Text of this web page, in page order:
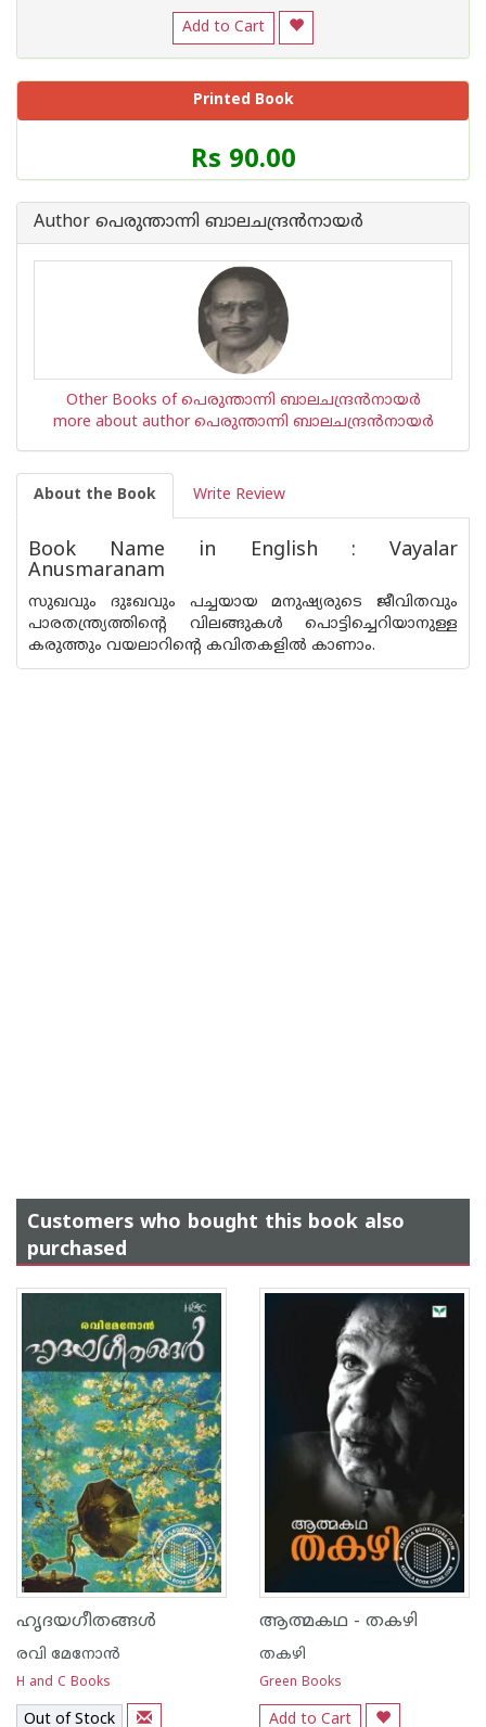
Add to Cart
Printed Book
Price
of
Book
Rs 90.00
Author പെരുന്താന്നി ബാലചന്ദ്രന്‍നായര്‍
Other Books of പെരുന്താന്നി ബാലചന്ദ്രന്‍നായര്‍
more about author പെരുന്താന്നി ബാലചന്ദ്രന്‍നായര്‍
About the Book Write Review
Book Name in English : Vayalar
Anusmaranam
സുഖവും ദുഃഖവും പച്ചയായ മനുഷ്യരുടെ ജീവിതവും
പാരതന്ത്ര്യത്തിന്റെ വിലങ്ങുകള്‍ പൊട്ടിച്ചെറിയാനുള്ള
കരുത്തും വയലാറിന്റെ കവിതകളില്‍ കാണാം.
Customers who bought this book also
purchased
ഹൃദയഗീതങ്ങള്‍
രവി മേനോന്‍
H and C Books
Out of Stock
ആത്മകഥ - തകഴി
തകഴി
Green Books
Add to Cart